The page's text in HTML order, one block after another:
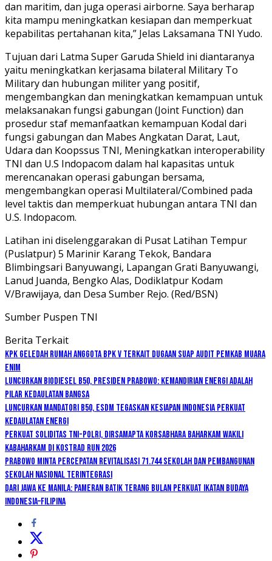
dan maritim, dan juga operasi airborne. Saya berharap
kita mampu meningkatkan kesiapan dan memperkuat
kepabilitas pertahanan kita,” Jelas Laksamana TNI Yudo.
Tujuan dari Latma Super Garuda Shield ini diantaranya
yaitu meningkatkan kerjasama bilateral Military To
Military dan hubungan militer yang positif,
mengembangkan dan meningkatkan kemampuan untuk
melaksanakan fungsi gabungan (Joint Function) dan
prosedur staf memanfaatkan kemampuan Kodal dari
fungsi gabungan dan Mabes Angkatan Darat, Laut,
Udara dan Koopssus TNI, Meningkatkan interoperability
TNI dan U.S Indopacom dalam hal kapasitas untuk
merencanakan operasi gabungan bersama,
mengembangkan operasi Multilateral/Combined pada
level taktis dan memperkuat hubungan antara TNI dan
U.S. Indopacom.
Latihan ini diselenggarakan di Pusat Latihan Tempur
(Puslatpur) 5 Marinir Karang Tekok, Bandara
Blimbingsari Banyuwangi, Lapangan Grati Banyuwangi,
Lanud Juanda, Bengko Alas, Dodiklatpur Kodam
V/Brawijaya, dan Desa Sumber Rejo. (Red/BSN)
Sumber Puspen TNI
Berita Terkait
KPK Geledah Rumah Anggota BPK V Terkait Dugaan Suap Audit Pemkab Muara
Enim
Luncurkan Biodiesel B50, Presiden Prabowo: Kemandirian Energi adalah
Pilar Kedaulatan Bangsa
Luncurkan Mandatori B50, ESDM Tegaskan Kesiapan Indonesia Perkuat
Kedaulatan Energi
Perkuat Soliditas TNI-Polri, Dirsamapta Korsabhara Baharkam Wakili
Kabaharkam di Kostrad Run 2026
Prabowo Minta Percepatan Revitalisasi 71.744 Sekolah dan Pembangunan
Sekolah Nasional Terintegrasi
Dari Jawa ke Manila: Pameran Batik Terang Bulan Perkuat Ikatan Budaya
Indonesia–Filipina